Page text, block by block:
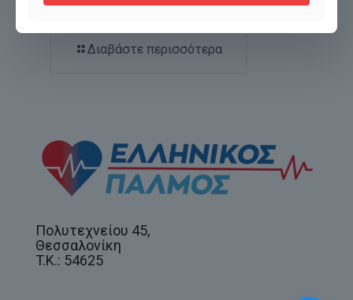
Διαβάστε περισσότερα
Πολυτεχνείου 45,
Θεσσαλονίκη
T.K.: 54625